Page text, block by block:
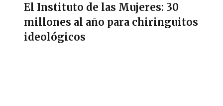
El Instituto de las Mujeres: 30
millones al año para chiringuitos
ideológicos